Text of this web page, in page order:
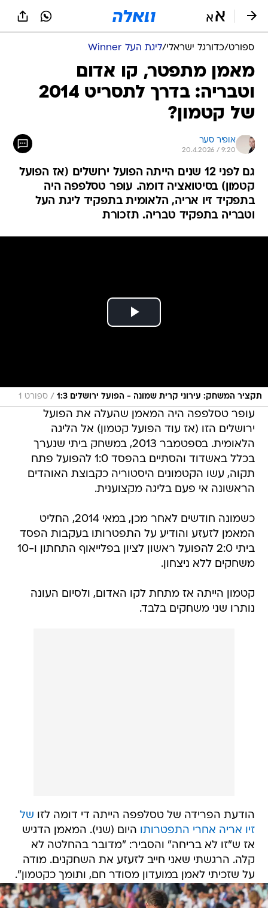
ספורט/כדורגל ישראלי/ליגת העל Winner
מאמן מתפטר, קו אדום
וטבריה: בדרך לתסריט 2014
של קטמון?
אופיר סער
20.4.2026 / 9:20
גם לפני 12 שנים הייתה הפועל ירושלים (אז הפועל
קטמון) בסיטואציה דומה. עופר טסלפפה היה
בתפקיד זיו אריה, הלאומית בתפקיד ליגת העל
וטבריה בתפקיד טבריה. תזכורת
תקציר המשחק: עירוני קרית שמונה - הפועל ירושלים 1:3 / ספורט 1
עופר טסלפפה היה המאמן שהעלה את הפועל
ירושלים הזו (אז עוד הפועל קטמון) אל הליגה
הלאומית. בספטמבר 2013, במשחק ביתי שנערך
בכלל באשדוד והסתיים בהפסד 1:0 להפועל פתח
תקוה, עשו הקטמונים היסטוריה כקבוצת האוהדים
הראשונה אי פעם בליגה מקצוענית.
כשמונה חודשים לאחר מכן, במאי 2014, החליט
המאמן לזעזע והודיע על התפטרותו בעקבות הפסד
ביתי 2:0 להפועל ראשון לציון בפלייאוף התחתון ו-10
משחקים ללא ניצחון.
קטמון הייתה אז מתחת לקו האדום, ולסיום העונה
נותרו שני משחקים בלבד.
הודעת הפרידה של טסלפפה הייתה די דומה לזו של
זיו אריה אחרי התפטרותו היום (שני). המאמן הדגיש
אז ש"זו לא בריחה" והסביר: "מדובר בהחלטה לא
קלה. הרגשתי שאני חייב לזעזע את השחקנים. מודה
על שזכיתי לאמן במועדון מסודר חם, ותומך כקטמון".